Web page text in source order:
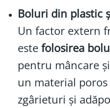
Boluri din plastic
Un factor extern
estefolosirea
pentru mâncare
un material
zgârieturi și